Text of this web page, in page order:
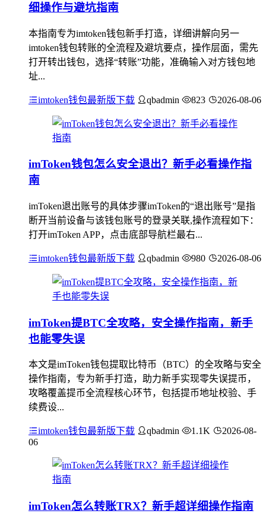
细操作与避坑指南
本指南专为imtoken钱包新手打造，详细讲解向另一
imtoken钱包转账的全流程及避坑要点，操作层面，需先
打开转出钱包，选择“转账”功能，准确输入对方钱包地
址...
imtoken钱包最新版下载 qbadmin 823 2026-08-06
imToken钱包怎么安全退出？新手必看操作指
南
imToken退出账号的具体步骤imToken的“退出账号”是指
断开当前设备与该钱包账号的登录关联,操作流程如下：
打开imToken APP，点击底部导航栏最右...
imtoken钱包最新版下载 qbadmin 980 2026-08-06
imToken提BTC全攻略，安全操作指南，新手
也能零失误
本文是imToken钱包提取比特币（BTC）的全攻略与安全
操作指南，专为新手打造，助力新手实现零失误提币，
攻略覆盖提币全流程核心环节，包括提币地址校验、手
续费设...
imtoken钱包最新版下载 qbadmin 1.1K
2026-08-
06
imToken怎么转账TRX？新手超详细操作指南